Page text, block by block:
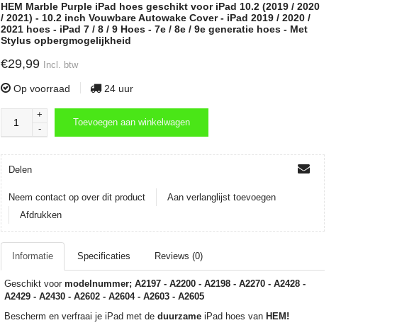
HEM Marble Purple iPad hoes geschikt voor iPad 10.2 (2019 / 2020
/ 2021) - 10.2 inch Vouwbare Autowake Cover - iPad 2019 / 2020 /
2021 hoes - iPad 7 / 8 / 9 Hoes - 7e / 8e / 9e generatie hoes - Met
Stylus opbergmogelijkheid
€29,99 Incl. btw
Op voorraad 24 uur
+
-
Toevoegen aan winkelwagen
Delen
Neem contact op over dit product
Aan verlanglijst toevoegen
Afdrukken
Informatie Specificaties Reviews (0)
Geschikt voor modelnummer; A2197 - A2200 - A2198 - A2270 - A2428 -
A2429 - A2430 - A2602 - A2604 - A2603 - A2605
Bescherm en verfraai je iPad met de duurzameiPad hoes van HEM!